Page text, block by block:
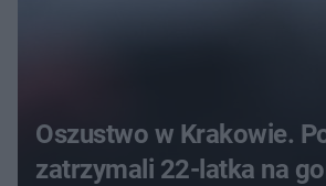
Oszustwo w Krakowie.
zatrzymali 22-latka na